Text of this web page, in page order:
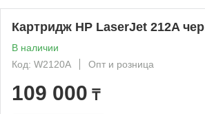
Картридж HP LaserJet 212A
В наличии
Код: W2120A
Опт и розница
109 000 ₸